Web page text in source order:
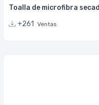
Toalla de microfibra
+261 Ventas